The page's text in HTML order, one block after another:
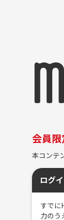
会員
本コンテ
ログ
すでに
力のう